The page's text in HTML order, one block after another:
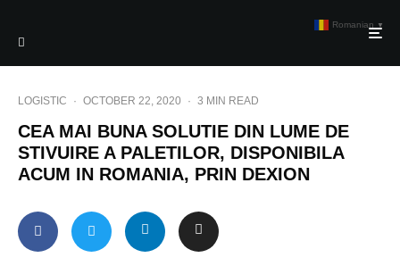
LOGISTIC · OCTOBER 22, 2020 · 3 MIN READ
CEA MAI BUNA SOLUTIE DIN LUME DE
STIVUIRE A PALETILOR, DISPONIBILA
ACUM IN ROMANIA, PRIN DEXION
Romanian ▼